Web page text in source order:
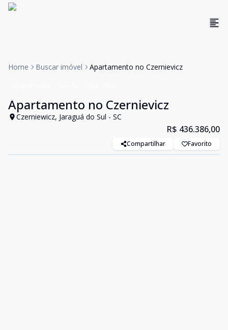
Home Buscar imóvel Apartamento no Czernievicz
Apartamento no Czernievicz
Czerniewicz, Jaraguá do Sul - SC
R$ 436.386,00
Compartilhar Favorito